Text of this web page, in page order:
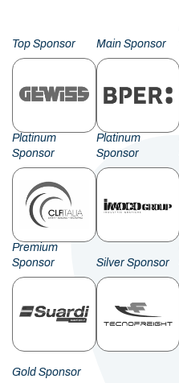
Top Sponsor Main Sponsor
Platinum
Sponsor
Platinum
Sponsor
Premium
Sponsor
Silver Sponsor
Gold Sponsor